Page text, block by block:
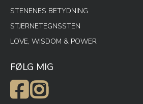
STENENES BETYDNING
STJERNETEGNSSTEN
LOVE, WISDOM & POWER
FØLG MIG